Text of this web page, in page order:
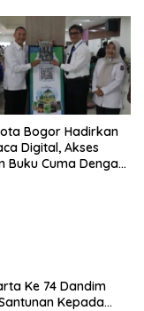
Bogor Hadirkan
Digital, Akses
Buku Cuma Dengan
Ke 74 Dandim
Kepada